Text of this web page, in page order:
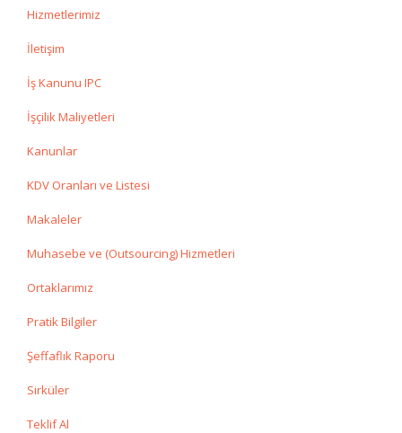
Hizmetlerimiz
İletişim
İş Kanunu IPC
İşçilik Maliyetleri
Kanunlar
KDV Oranları ve Listesi
Makaleler
Muhasebe ve (Outsourcing) Hizmetleri
Ortaklarımız
Pratik Bilgiler
Şeffaflık Raporu
Sirküler
Teklif Al